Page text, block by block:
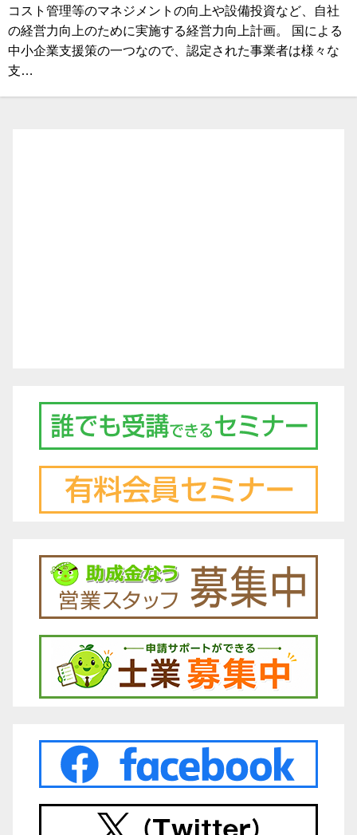
コスト管理等のマネジメントの向上や設備投資など、自社
の経営力向上のために実施する経営力向上計画。 国による
中小企業支援策の一つなので、認定された事業者は様々な
支…